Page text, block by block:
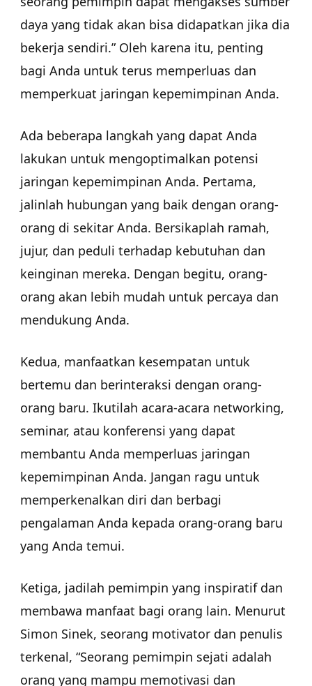
daya yang tidak akan bisa didapatkan jika dia
bekerja sendiri.” Oleh karena itu, penting
bagi Anda untuk terus memperluas dan
memperkuat jaringan kepemimpinan Anda.
Ada beberapa langkah yang dapat Anda
lakukan untuk mengoptimalkan potensi
jaringan kepemimpinan Anda. Pertama,
jalinlah hubungan yang baik dengan orang-
orang di sekitar Anda. Bersikaplah ramah,
jujur, dan peduli terhadap kebutuhan dan
keinginan mereka. Dengan begitu, orang-
orang akan lebih mudah untuk percaya dan
mendukung Anda.
Kedua, manfaatkan kesempatan untuk
bertemu dan berinteraksi dengan orang-
orang baru. Ikutilah acara-acara networking,
seminar, atau konferensi yang dapat
membantu Anda memperluas jaringan
kepemimpinan Anda. Jangan ragu untuk
memperkenalkan diri dan berbagi
pengalaman Anda kepada orang-orang baru
yang Anda temui.
Ketiga, jadilah pemimpin yang inspiratif dan
membawa manfaat bagi orang lain. Menurut
Simon Sinek, seorang motivator dan penulis
terkenal, “Seorang pemimpin sejati adalah
orang yang mampu memotivasi dan